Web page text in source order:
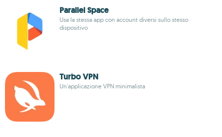
Parallel Space
Usa la stessa app con account diversi sullo stesso
dispositivo
Turbo VPN
Un'applicazione VPN minimalista